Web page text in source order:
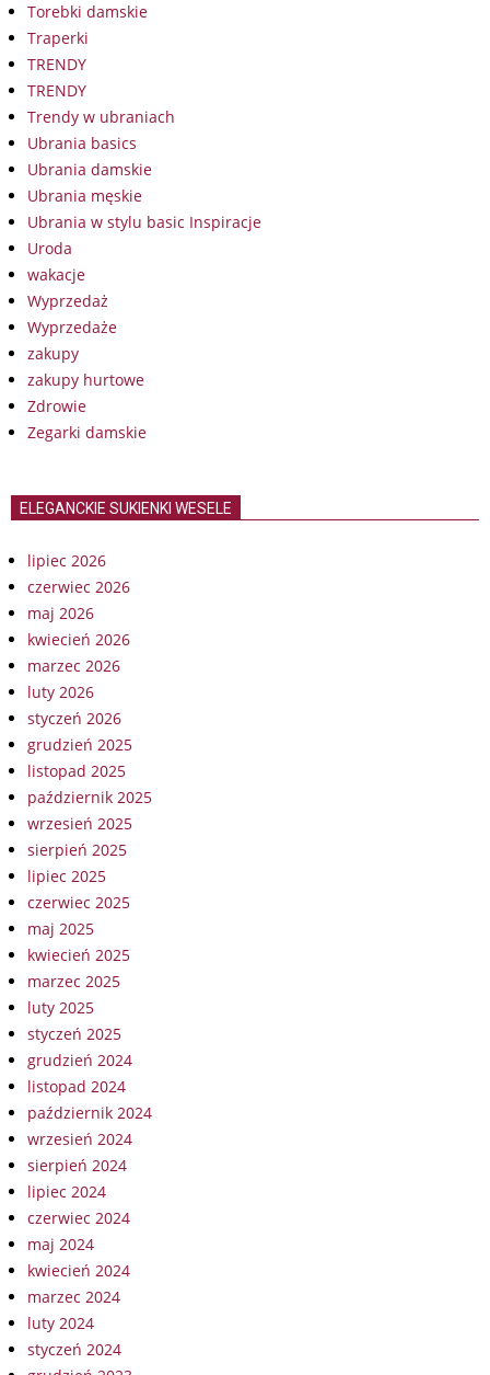
Torebki damskie
Traperki
TRENDY
TRENDY
Trendy w ubraniach
Ubrania basics
Ubrania damskie
Ubrania męskie
Ubrania w stylu basic Inspiracje
Uroda
wakacje
Wyprzedaż
Wyprzedaże
zakupy
zakupy hurtowe
Zdrowie
Zegarki damskie
ELEGANCKIE SUKIENKI WESELE
lipiec 2026
czerwiec 2026
maj 2026
kwiecień 2026
marzec 2026
luty 2026
styczeń 2026
grudzień 2025
listopad 2025
październik 2025
wrzesień 2025
sierpień 2025
lipiec 2025
czerwiec 2025
maj 2025
kwiecień 2025
marzec 2025
luty 2025
styczeń 2025
grudzień 2024
listopad 2024
październik 2024
wrzesień 2024
sierpień 2024
lipiec 2024
czerwiec 2024
maj 2024
kwiecień 2024
marzec 2024
luty 2024
styczeń 2024